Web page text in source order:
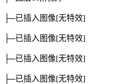
├─已插入图像[无特效]
├─已插入图像[无特效]
├─已插入图像[无特效]
├─已插入图像[无特效]